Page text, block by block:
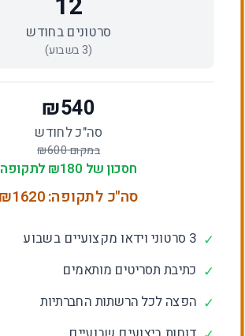
סרטונים בחודש
(
3בשבוע)
₪540
סה"כ לחודש
במקום ₪600
חסכון של ₪ 180 לתקופה
סה"כ לתקופה: ₪1620
✓ 3 סרטוני וידאו מקצועיים בשבוע
✓ כתיבת תסריטים מותאמים
✓ הפצה לכל הרשתות החברתיות